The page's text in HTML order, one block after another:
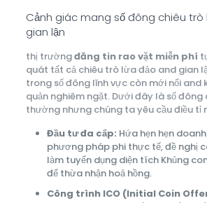
Cảnh giác mang số đông chiêu
gian lận
thị trườngđăng tin rao vặt miễn phí
quát tất cả chiêu trò lừa đảo and gian
trong số đông lĩnh vực còn mới nổi and
quản nghiêm ngặt. Dưới đây là số
thường nhưng chúng ta yêu cầu điều tỉ
Đầu tư đa cấp: Hứa hẹn hẹn
phương pháp phi thực tế, đề nghị
làm tuyển dụng diện tích Khủng
để thừa nhận hoả hồng.
Công trình ICO (Initial Coin